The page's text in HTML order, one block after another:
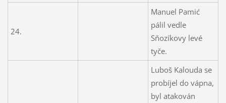
24.
Manuel Pamić
pálil vedle
Sňozíkovy levé
tyče.
Luboš Kalouda se
probíjel do vápna,
byl atakován